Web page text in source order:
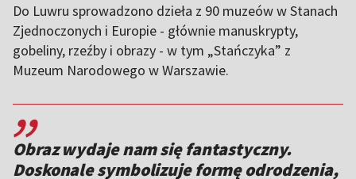
Do Luwru sprowadzono dzieła z 90 muzeów w Stanach
Zjednoczonych i Europie - głównie manuskrypty,
gobeliny, rzeźby i obrazy - w tym „Stańczyka” z
Muzeum Narodowego w Warszawie.
,,
Obraz wydaje nam się fantastyczny.
Doskonale symbolizuje formę odrodzenia,